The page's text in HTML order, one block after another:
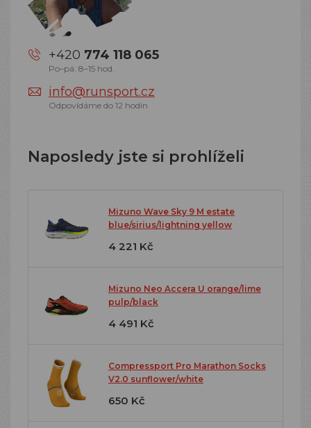
+420 774 118 065
Po–pá: 8–15 hod.
info@runsport.cz
Odpovídáme do 12 hodin
Naposledy jste si prohlíželi
Mizuno Wave Sky 9 M estate
blue/sirius/lightning yellow
4 221 Kč
Mizuno Neo Accera U orange/lime
pulp/black
4 491 Kč
Compressport Pro Marathon Socks
V2.0 sunflower/white
650 Kč